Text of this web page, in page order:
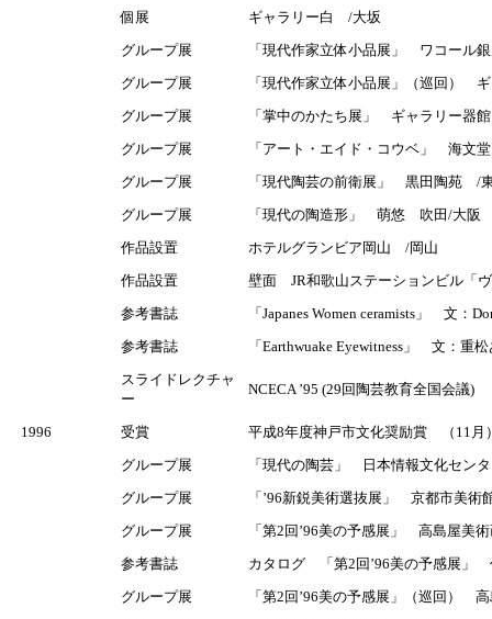
個展
ギャラリー白 /大坂
グループ展
「現代作家立体小品展」 ワコール
グループ展
「現代作家立体小品展」（巡回）
グループ展
「掌中のかたち展」 ギャラリー器
グループ展
「アート・エイド・コウベ」 海文
グループ展
「現代陶芸の前衛展」 黒田陶苑 /
グループ展
「現代の陶造形」 萌悠 吹田/大阪
作品設置
ホテルグランビア岡山 /岡山
作品設置
壁面 JR和歌山ステーションビル
参考書誌
「Japanes Women ceramists」 文：
参考書誌
「Earthwuake Eyewitness」 文：重
スライドレクチャ
ー
NCECA ’95 (29回陶芸教育全国会議
1996 受賞
平成8年度神戸市文化奨励賞 （11月
グループ展
「現代の陶芸」 日本情報文化セン
グループ展
「’96新鋭美術選抜展」 京都市美
グループ展
「第2回’96美の予感展」 高島屋
参考書誌
カタログ 「第2回’96美の予感展」
グループ展
「第2回’96美の予感展」（巡回）